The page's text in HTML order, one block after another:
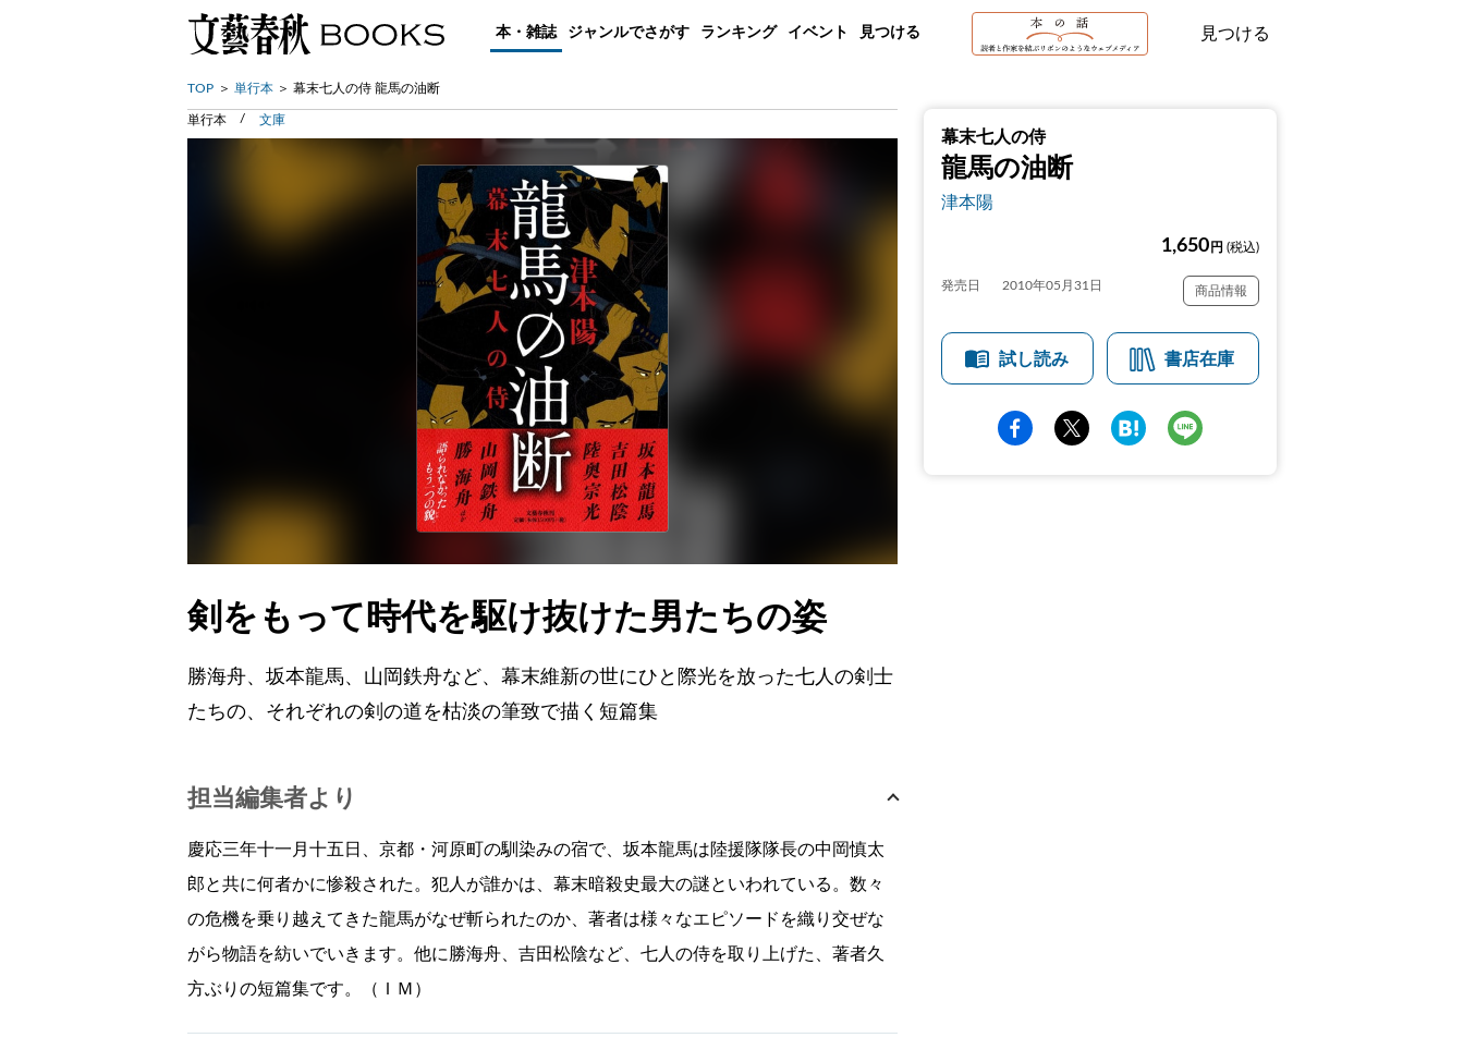
本・雑誌 ジャンルでさがす ランキング イベント 見つける 見つける
TOP 単行本 幕末七人の侍 龍馬の油断
幕末七人の侍
龍馬の油断
津本陽
1,650 円 (税込)
発売日 2010年05月31日 商品情報
試し読み 書店在庫
単行本 文庫
剣をもって時代を駆け抜けた男たちの姿
勝海舟、坂本龍馬、山岡鉄舟など、幕末維新の世にひと際光を放った七人の剣士
たちの、それぞれの剣の道を枯淡の筆致で描く短篇集
担当編集者より
慶応三年十一月十五日、京都・河原町の馴染みの宿で、坂本龍馬は陸援隊隊長の中岡慎太
郎と共に何者かに惨殺された。犯人が誰かは、幕末暗殺史最大の謎といわれている。数々
の危機を乗り越えてきた龍馬がなぜ斬られたのか、著者は様々なエピソードを織り交ぜな
がら物語を紡いでいきます。他に勝海舟、吉田松陰など、七人の侍を取り上げた、著者久
方ぶりの短篇集です。（ＩＭ）